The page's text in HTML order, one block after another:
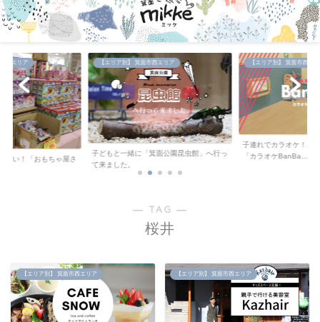
。
央エリア
安い！「おもちゃ屋さ
【エリア別】 箕面市西エリア
子どもと一緒に「箕面公園昆虫館」へ行っ
て来ました。
【エリア別】 箕面市西エ
子連れでカラオケ！キ
「カラオケBanBa...
― TAG ―
桜井
【エリア別】 箕面市西エリア 【エリア別】 箕面市西エリア